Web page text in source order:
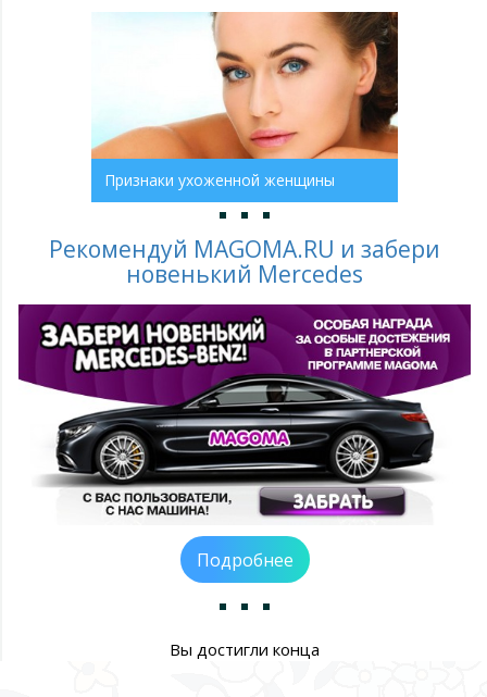
Признаки ухоженной женщины
Рекомендуй MAGOMA.RU и забери
новенький Mercedes
Подробнее
Вы достигли конца